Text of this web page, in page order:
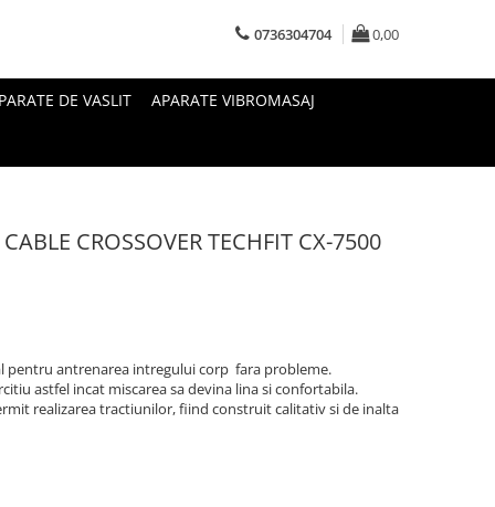
0736304704 0,00
DE VASLIT APARATE VIBROMASAJ
CROSSOVER TECHFIT CX-7500
pentru antrenarea intregului corp fara probleme.
astfel incat miscarea sa devina lina si confortabila.
realizarea tractiunilor, fiind construit calitativ si de inalta